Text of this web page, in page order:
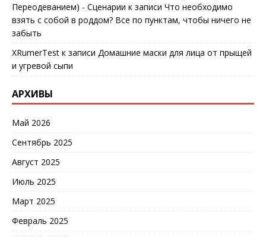
Переодеванием) - Сценарии к записи Что необходимо
взять с собой в роддом? Все по пунктам, чтобы ничего не
забыть
XRumerTest к записи Домашние маски для лица от прыщей
и угревой сыпи
АРХИВЫ
Май 2026
Сентябрь 2025
Август 2025
Июль 2025
Март 2025
Февраль 2025